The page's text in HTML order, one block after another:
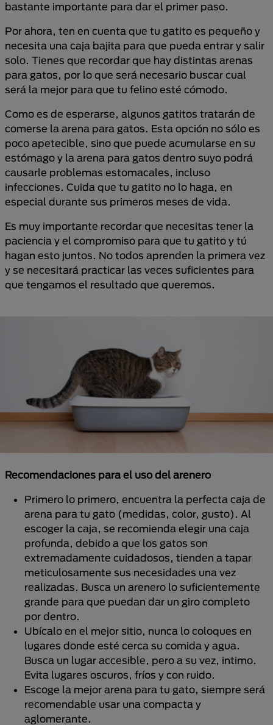
bastante importante para dar el primer paso.
Por ahora, ten en cuenta que tu gatito es pequeño y
necesita una caja bajita para que pueda entrar y salir
solo. Tienes que recordar que hay distintas arenas
para gatos, por lo que será necesario buscar cual
será la mejor para que tu felino esté cómodo.
Como es de esperarse, algunos gatitos tratarán de
comerse la arena para gatos. Esta opción no sólo es
poco apetecible, sino que puede acumularse en su
estómago y la arena para gatos dentro suyo podrá
causarle problemas estomacales, incluso
infecciones. Cuida que tu gatito no lo haga, en
especial durante sus primeros meses de vida.
Es muy importante recordar que necesitas tener la
paciencia y el compromiso para que tu gatito y tú
hagan esto juntos. No todos aprenden la primera vez
y se necesitará practicar las veces suficientes para
que tengamos el resultado que queremos.
Recomendaciones para el uso del arenero
Primero lo primero, encuentra la perfecta caja de
arena para tu gato (medidas, color, gusto). Al
escoger la caja, se recomienda elegir una caja
profunda, debido a que los gatos son
extremadamente cuidadosos, tienden a tapar
meticulosamente sus necesidades una vez
realizadas. Busca un arenero lo suficientemente
grande para que puedan dar un giro completo
por dentro.
Ubícalo en el mejor sitio, nunca lo coloques en
lugares donde esté cerca su comida y agua.
Busca un lugar accesible, pero a su vez, intimo.
Evita lugares oscuros, fríos y con ruido.
Escoge la mejor arena para tu gato, siempre será
recomendable usar una compacta y
aglomerante.